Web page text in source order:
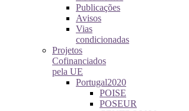
Publicações
Avisos
Vias
condicionadas
Projetos
Cofinanciados
pela UE
Portugal2020
POISE
POSEUR